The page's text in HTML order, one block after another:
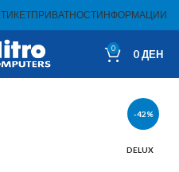
ТИКЕТПРИВАТНОСТИНФОРМАЦИИ
0 0ДЕН
-42%
DELUX